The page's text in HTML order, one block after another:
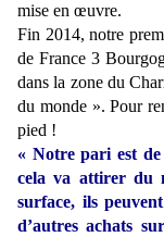
mise en œuvre.
Fin 2014, notre
de France 3
dans la zone du
du monde ». Pour
pied !
« Notre pari est
cela va attirer du
surface, ils
d’autres achats